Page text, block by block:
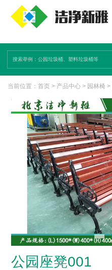
当前位置： 首页> 产品中心> 园林椅 >
公园座凳001